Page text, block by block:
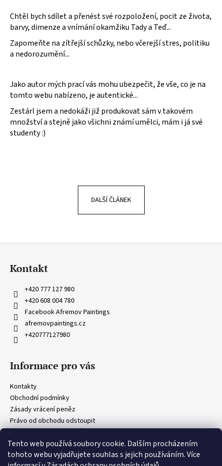
Tento web používá soubory cookie. Dalším procházením
tohoto webu vyjadřujete souhlas s jejich používáním. Více
Chtěl bych sdílet a přenést své rozpoložení, pocit ze života,
barvy, dimenze a vnímání okamžiku Tady a Teď...
Zapomeňte na zítřejší schůzky, nebo včerejší stres, politiku
a nedorozumění...
Jako autor mých prací vás mohu ubezpečit, že vše, co je na
tomto webu nabízeno, je autentické...
Zestárl jsem a nedokáži již produkovat sám v takovém
množství a stejně jako všichni známí umělci, mám i já své
studenty :)
DALŠÍ ČLÁNEK
u
č
u
j
e
Kontakt
+420 777 127 980
+420 608 004 780
Facebook Afremov Paintings
afremovpaintings.cz
+420777127980
Informace pro vás
Kontakty
Obchodní podmínky
Zásady vrácení peněz
Právo od obchodu odstoupit
Zásady ochrany osobních údajů